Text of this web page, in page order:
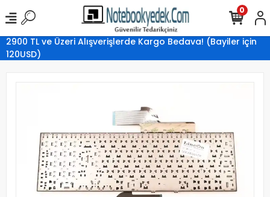
2900 TL ve Üzeri Alışverişlerde Kargo Bedava! (Bayiler için
120USD)
0